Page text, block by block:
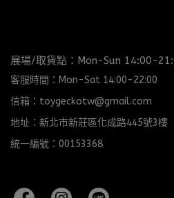
展場/取貨點：Mon-Sun 14:00-
客服時間：Mon-Sat 14:00-22:00
信箱：toygeckotw@gmail.com
地址：新北市新莊區化成路445號3樓
統一編號：00153368